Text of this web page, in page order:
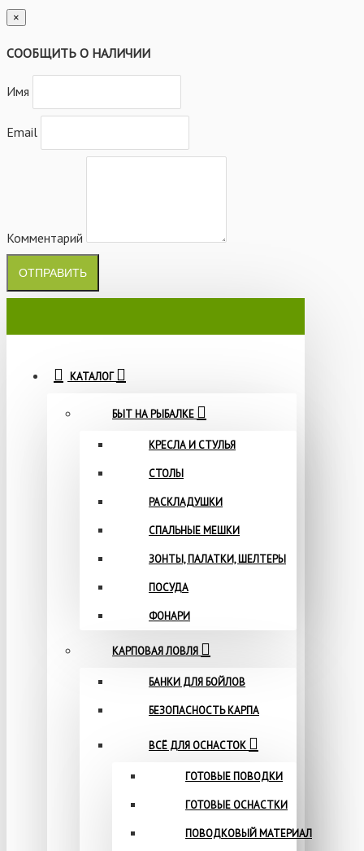
×
СООБЩИТЬ О НАЛИЧИИ
Имя
Email
Комментарий
ОТПРАВИТЬ
КАТАЛОГ
БЫТ НА РЫБАЛКЕ
КРЕСЛА И СТУЛЬЯ
СТОЛЫ
РАСКЛАДУШКИ
СПАЛЬНЫЕ МЕШКИ
ЗОНТЫ, ПАЛАТКИ, ШЕЛТЕРЫ
ПОСУДА
ФОНАРИ
КАРПОВАЯ ЛОВЛЯ
БАНКИ ДЛЯ БОЙЛОВ
БЕЗОПАСНОСТЬ КАРПА
ВСЁ ДЛЯ ОСНАСТОК
ГОТОВЫЕ ПОВОДКИ
ГОТОВЫЕ ОСНАСТКИ
ПОВОДКОВЫЙ МАТЕРИАЛ